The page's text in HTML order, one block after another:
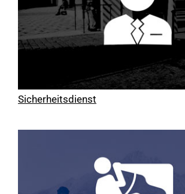
Sicherheitsdienst